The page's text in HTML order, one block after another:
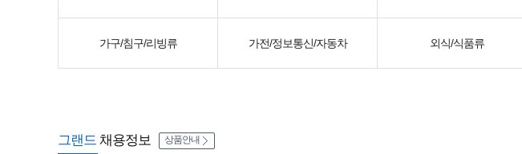
가구/침구/리빙류 가전/정보통신/자동차 외식/식품류
그랜드 채용정보 상품안내